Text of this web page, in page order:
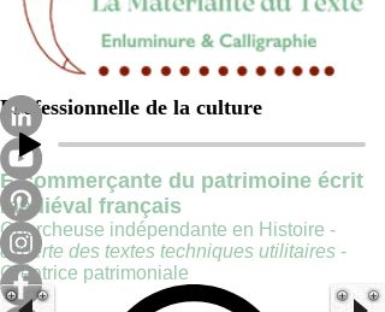
Professionnelle de la culture
E-commerçante du patrimoine écrit
médiéval français
Chercheuse indépendante en Histoire -
experte des textes techniques utilitaires -
Créatrice patrimoniale